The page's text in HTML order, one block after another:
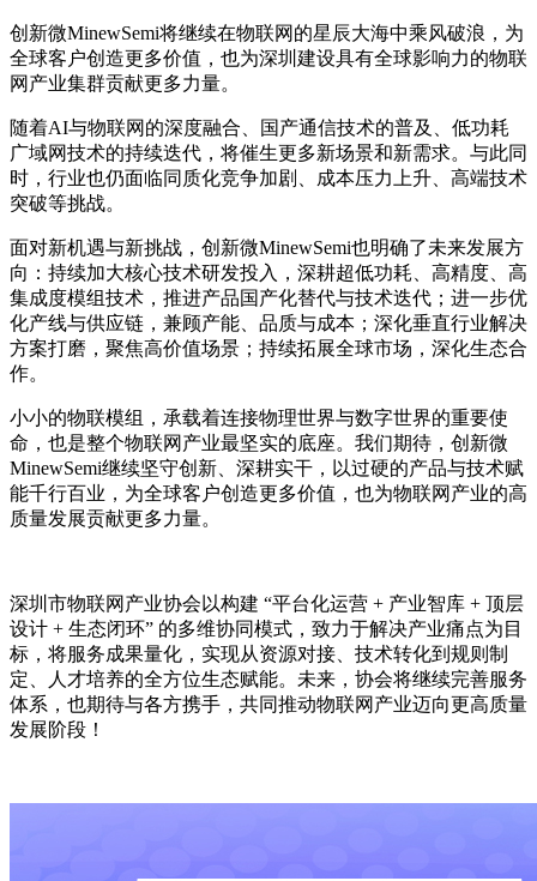
创新微MinewSemi将继续在物联网的星辰大海中乘风破浪，为
全球客户创造更多价值，也为深圳建设具有全球影响力的物联
网产业集群贡献更多力量。
随着AI与物联网的深度融合、国产通信技术的普及、低功耗
广域网技术的持续迭代，将催生更多新场景和新需求。与此同
时，行业也仍面临同质化竞争加剧、成本压力上升、高端技术
突破等挑战。
面对新机遇与新挑战，创新微MinewSemi也明确了未来发展方
向：持续加大核心技术研发投入，深耕超低功耗、高精度、高
集成度模组技术，推进产品国产化替代与技术迭代；进一步优
化产线与供应链，兼顾产能、品质与成本；深化垂直行业解决
方案打磨，聚焦高价值场景；持续拓展全球市场，深化生态合
作。
小小的物联模组，承载着连接物理世界与数字世界的重要使
命，也是整个物联网产业最坚实的底座。我们期待，创新微
MinewSemi继续坚守创新、深耕实干，以过硬的产品与技术赋
能千行百业，为全球客户创造更多价值，也为物联网产业的高
质量发展贡献更多力量。
深圳市物联网产业协会以构建 “平台化运营 + 产业智库 + 顶层
设计 + 生态闭环” 的多维协同模式，致力于解决产业痛点为目
标，将服务成果量化，实现从资源对接、技术转化到规则制
定、人才培养的全方位生态赋能。未来，协会将继续完善服务
体系，也期待与各方携手，共同推动物联网产业迈向更高质量
发展阶段！